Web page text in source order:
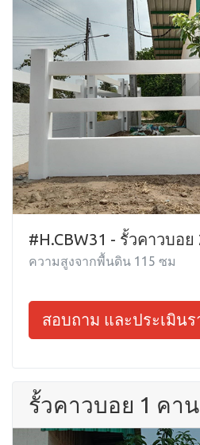
#H.CBW31 - รั้วคาวบอ
ความสูงจากพื้นดิน 115 ซม
สอบถาม และประเมินร
รั้วคาวบอย 1 คา